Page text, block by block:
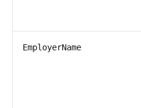
EmployerName